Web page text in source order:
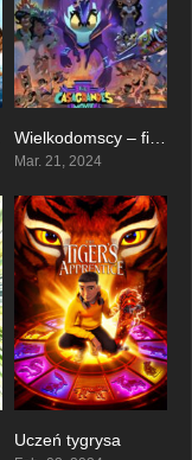
5.8
Wielkodomscy – film
Mar. 21, 2024
Uczeń tygrysa